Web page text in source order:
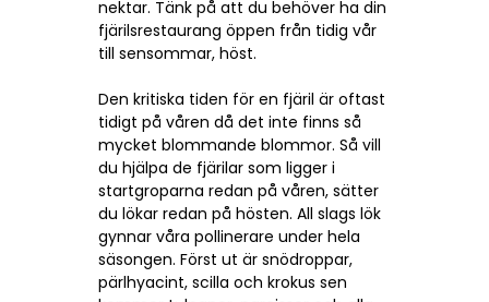
nektar. Tänk på att du behöver ha din
fjärilsrestaurang öppen från tidig vår
till sensommar, höst.
Den kritiska tiden för en fjäril är oftast
tidigt på våren då det inte finns så
mycket blommande blommor. Så vill
du hjälpa de fjärilar som ligger i
startgroparna redan på våren, sätter
du lökar redan på hösten. All slags lök
gynnar våra pollinerare under hela
säsongen. Först ut är snödroppar,
pärlhyacint, scilla och krokus sen